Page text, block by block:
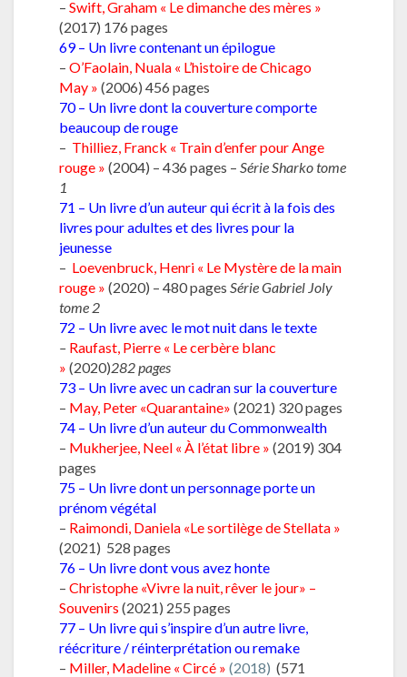
– Swift, Graham « Le dimanche des mères »
(2017) 176 pages
69 – Un livre contenant un épilogue
– O’Faolain, Nuala « L’histoire de Chicago
May » (2006) 456 pages
70 – Un livre dont la couverture comporte
beaucoup de rouge
– Thilliez, Franck « Train d’enfer pour Ange
rouge » (2004) – 436 pages – Série Sharko tome
1
71 – Un livre d’un auteur qui écrit à la fois des
livres pour adultes et des livres pour la
jeunesse
– Loevenbruck, Henri « Le Mystère de la main
rouge » (2020) – 480 pages Série Gabriel Joly
tome 2
72 – Un livre avec le mot nuit dans le texte
– Raufast, Pierre « Le cerbère blanc
» (2020)282 pages
73 – Un livre avec un cadran sur la couverture
– May, Peter «Quarantaine» (2021) 320 pages
74 – Un livre d’un auteur du Commonwealth
– Mukherjee, Neel « À l’état libre » (2019) 304
pages
75 – Un livre dont un personnage porte un
prénom végétal
– Raimondi, Daniela «Le sortilège de Stellata »
(2021) 528 pages
76 – Un livre dont vous avez honte
– Christophe «Vivre la nuit, rêver le jour» –
Souvenirs (2021) 255 pages
77 – Un livre qui s’inspire d’un autre livre,
réécriture / réinterprétation ou remake
– Miller, Madeline « Circé » (2018) (571